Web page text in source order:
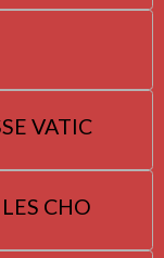
VATIC
CHO